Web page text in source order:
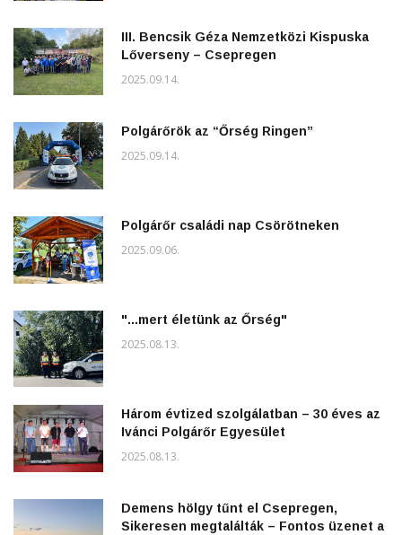
III. Bencsik Géza Nemzetközi Kispuska
Lőverseny – Csepregen
2025.09.14.
Polgárőrök az “Őrség Ringen”
2025.09.14.
Polgárőr családi nap Csörötneken
2025.09.06.
"...mert életünk az Őrség"
2025.08.13.
Három évtized szolgálatban – 30 éves az
Ivánci Polgárőr Egyesület
2025.08.13.
Demens hölgy tűnt el Csepregen,
Sikeresen megtalálták – Fontos üzenet a